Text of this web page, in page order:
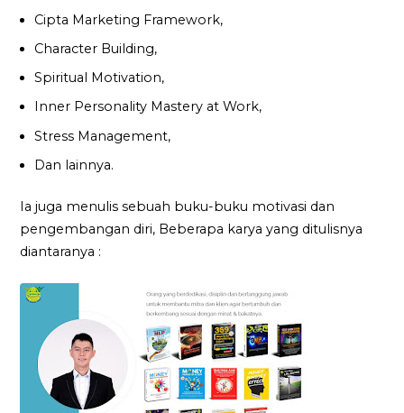
Cipta Marketing Framework,
Character Building,
Spiritual Motivation,
Inner Personality Mastery at Work,
Stress Management,
Dan lainnya.
Ia juga menulis sebuah buku-buku motivasi dan
pengembangan diri, Beberapa karya yang ditulisnya
diantaranya :